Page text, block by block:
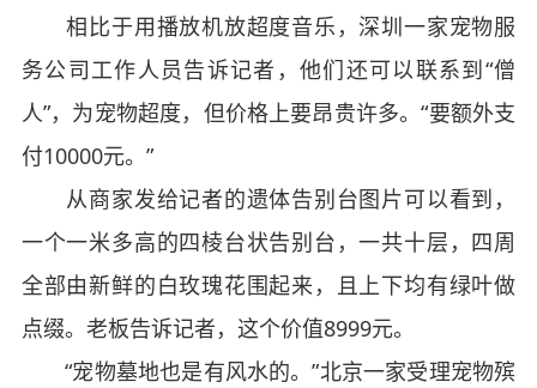
相比于用播放机放超度音乐，深圳一家宠物服
务公司工作人员告诉记者，他们还可以联系到“僧
人”，为宠物超度，但价格上要昂贵许多。“要额外支
付10000元。”
从商家发给记者的遗体告别台图片可以看到，
一个一米多高的四棱台状告别台，一共十层，四周
全部由新鲜的白玫瑰花围起来，且上下均有绿叶做
点缀。老板告诉记者，这个价值8999元。
“宠物墓地也是有风水的。”北京一家受理宠物殡